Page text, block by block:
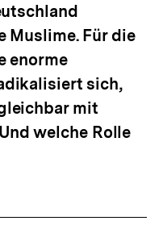
Muslime. Für die
enorme
sich,
mit
welche Rolle